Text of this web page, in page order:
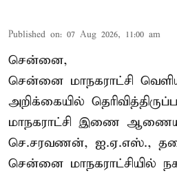
Published on: 07 Aug 2026, 11:00 am
சென்னை,
சென்னை மாநகராட்சி
அறிக்கையில்
மாநகராட்சி இணை
செ.சரவணன், ஐ.ஏ.எஸ்.,
சென்னை மாநகராட்சியில்